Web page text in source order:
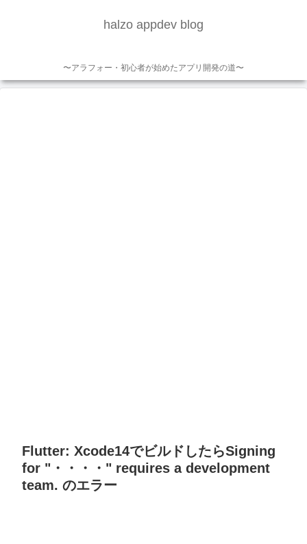
halzo appdev blog
〜アラフォー・初心者が始めたアプリ開発の道〜
Flutter: Xcode14でビルドしたらSigning
for "・・・・" requires a development
team. のエラー